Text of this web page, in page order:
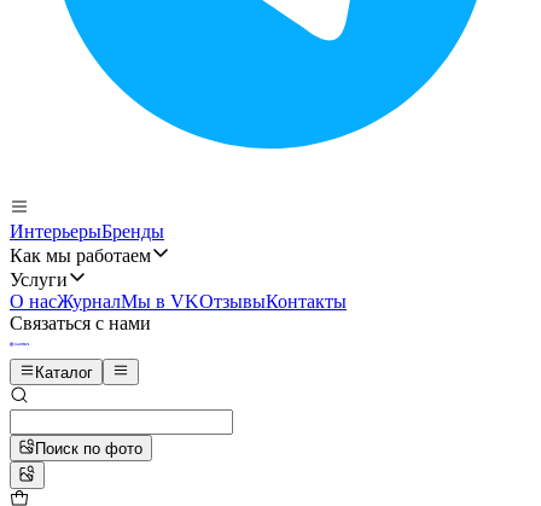
ИнтерьерыБренды
Как мы работаем
Услуги
О насЖурналМы в VKОтзывыКонтакты
Связаться с нами
Каталог
Поиск по фото